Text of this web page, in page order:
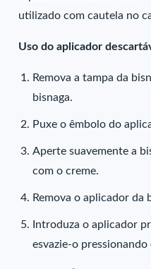
utilizado com cautela no
Uso do aplicador
Remova a tampa da
bisnaga.
Puxe o êmbolo do
Aperte suavemente a
com o creme.
Remova o aplicador da
Introduza o aplicador
esvazie-o pressionando